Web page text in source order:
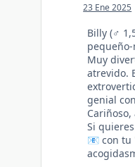
23 Ene 2025
Billy (♂️
Muy
atrevido.
genial
Si
📧 con tu